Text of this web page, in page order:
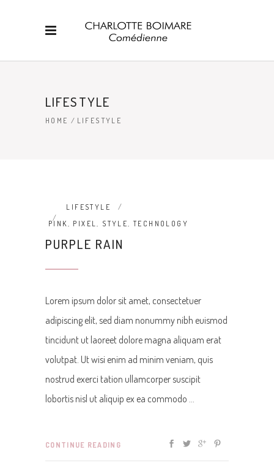
LIFESTYLE
HOME / LIFESTYLE
LIFESTYLE
PINK, PIXEL, STYLE,TECHNOLOGY
PURPLE RAIN
Lorem ipsum dolor sit amet, consectetuer
adipiscing elit, sed diam nonummy nibh euismod
tincidunt ut laoreet dolore magna aliquam erat
volutpat. Ut wisi enim ad minim veniam, quis
nostrud exerci tation ullamcorper suscipit
lobortis nisl ut aliquip ex ea commodo
CONTINUE READING